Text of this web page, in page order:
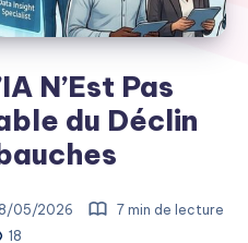
N’Est Pas
du Déclin
05/2026
7 min de lecture
18